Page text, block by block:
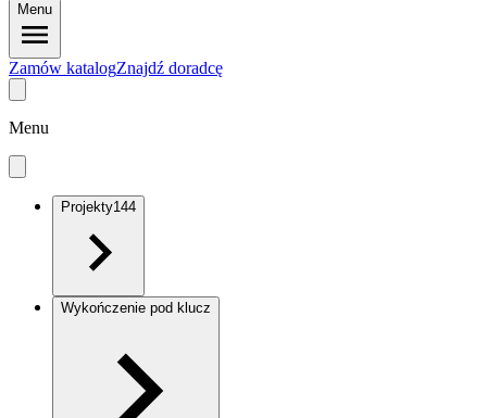
Menu
Zamów katalogZnajdź doradcę
Menu
Projekty144
Wykończenie pod klucz